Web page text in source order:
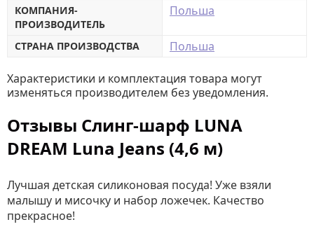
КОМПАНИЯ-
ПРОИЗВОДИТЕЛЬ
Польша
СТРАНА ПРОИЗВОДСТВА Польша
Характеристики и комплектация товара могут
изменяться производителем без уведомления.
Отзывы Слинг-шарф LUNA
DREAM Luna Jeans (4,6 м)
Лучшая детская силиконовая посуда! Уже взяли
малышу и мисочку и набор ложечек. Качество
прекрасное!